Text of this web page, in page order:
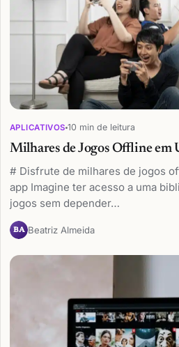
APLICATIVOS 10 min de leitura
Milhares de Jogos Offline em
# Disfrute de milhares de jogos
app Imagine ter acesso a uma
jogos sem depender…
BA Beatriz Almeida